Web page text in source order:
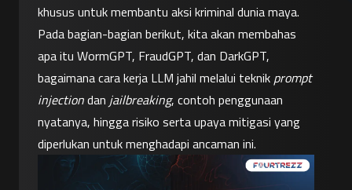
khusus untuk membantu aksi kriminal dunia maya.
Pada bagian-bagian berikut, kita akan membahas
apa itu WormGPT, FraudGPT, dan DarkGPT,
bagaimana cara kerja LLM jahil melalui teknik prompt
injection dan jailbreaking, contoh penggunaan
nyatanya, hingga risiko serta upaya mitigasi yang
diperlukan untuk menghadapi ancaman ini.